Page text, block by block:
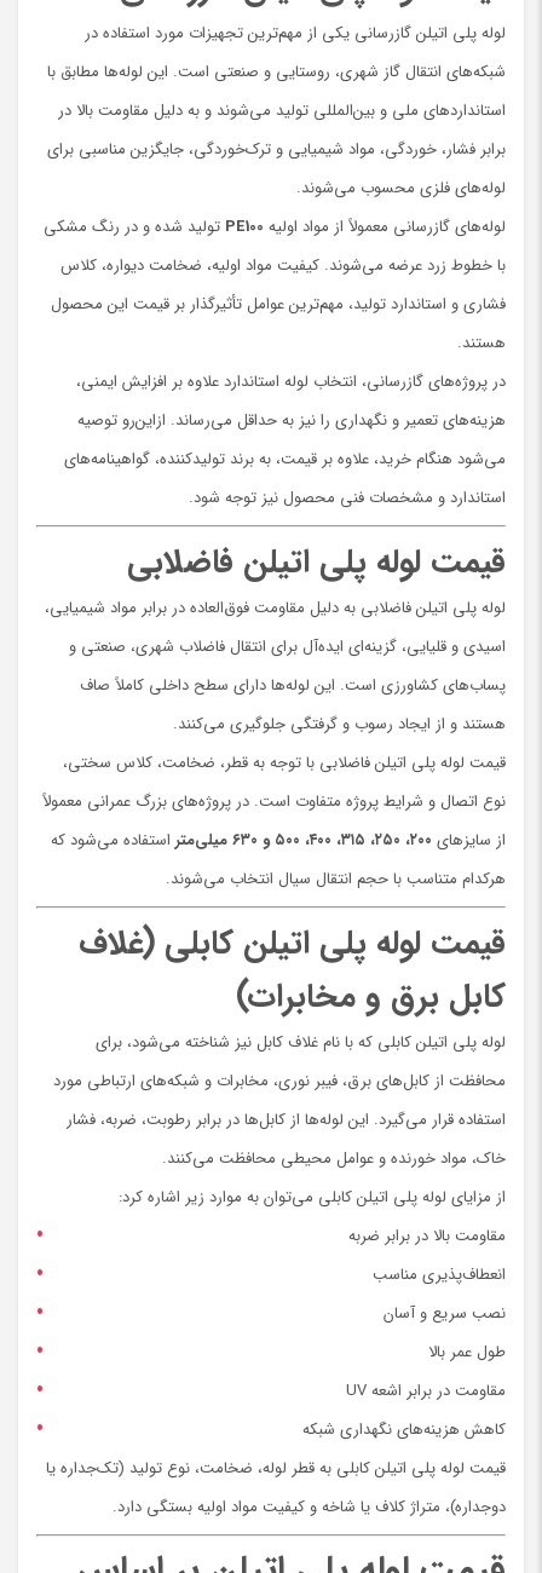
لوله پلی اتیلن گازرسانی یکی از مهم‌ترین تجهیزات مورد استفاده در
شبکه‌های انتقال گاز شهری، روستایی و صنعتی است. این لوله‌ها مطابق با
استانداردهای ملی و بین‌المللی تولید می‌شوند و به دلیل مقاومت بالا در
برابر فشار، خوردگی، مواد شیمیایی و ترک‌خوردگی، جایگزین مناسبی برای
لوله‌های فلزی محسوب می‌شوند.
لوله‌های گازرسانی معمولاً از مواد اولیه PE100 تولید شده و در رنگ مشکی
با خطوط زرد عرضه می‌شوند. کیفیت مواد اولیه، ضخامت دیواره، کلاس
فشاری و استاندارد تولید، مهم‌ترین عوامل تأثیرگذار بر قیمت این محصول
هستند.
در پروژه‌های گازرسانی، انتخاب لوله استاندارد علاوه بر افزایش ایمنی،
هزینه‌های تعمیر و نگهداری را نیز به حداقل می‌رساند. ازاین‌رو توصیه
می‌شود هنگام خرید، علاوه بر قیمت، به برند تولیدکننده، گواهینامه‌های
استاندارد و مشخصات فنی محصول نیز توجه شود.
قیمت لوله پلی اتیلن فاضلابی
لوله پلی اتیلن فاضلابی به دلیل مقاومت فوق‌العاده در برابر مواد شیمیایی،
اسیدی و قلیایی، گزینه‌ای ایده‌آل برای انتقال فاضلاب شهری، صنعتی و
پساب‌های کشاورزی است. این لوله‌ها دارای سطح داخلی کاملاً صاف
هستند و از ایجاد رسوب و گرفتگی جلوگیری می‌کنند.
قیمت لوله پلی اتیلن فاضلابی با توجه به قطر، ضخامت، کلاس سختی،
نوع اتصال و شرایط پروژه متفاوت است. در پروژه‌های بزرگ عمرانی معمولاً
از سایزهای ۲۰۰، ۲۵۰، ۳۱۵، ۴۰۰، ۵۰۰ و ۶۳۰ میلی‌متر
استفاده می‌شود که
هرکدام متناسب با حجم انتقال سیال انتخاب می‌شوند.
قیمت لوله پلی اتیلن کابلی (غلاف
کابل برق و مخابرات)
لوله پلی اتیلن کابلی که با نام غلاف کابل نیز شناخته می‌شود، برای
محافظت از کابل‌های برق، فیبر نوری، مخابرات و شبکه‌های ارتباطی مورد
استفاده قرار می‌گیرد. این لوله‌ها از کابل‌ها در برابر رطوبت، ضربه، فشار
خاک، مواد خورنده و عوامل محیطی محافظت می‌کنند.
از مزایای لوله پلی اتیلن کابلی می‌توان به موارد زیر اشاره کرد:
مقاومت بالا در برابر ضربه
انعطاف‌پذیری مناسب
نصب سریع و آسان
طول عمر بالا
مقاومت در برابر اشعه UV
کاهش هزینه‌های نگهداری شبکه
قیمت لوله پلی اتیلن کابلی به قطر لوله، ضخامت، نوع تولید (تک‌جداره یا
دوجداره)، متراژ کلاف یا شاخه و کیفیت مواد اولیه بستگی دارد.